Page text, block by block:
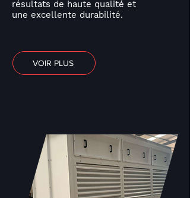
résultats de haute qualité et
une excellente durabilité.
VOIR PLUS